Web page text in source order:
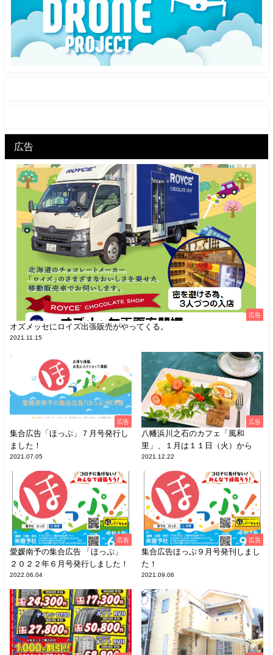
広告
広告
オズメッセにロイズ出張販売がやってくる。
2021.11.15
広告
集合広告「ほっぷ」７月号発行し
ました！
2021.07.05
広告
八幡浜川之石のカフェ「風和
里」、１月は１１日（火）から
2021.12.22
広告
愛媛南予の集合広告 「ほっぷ」
２０２２年６月号発行しました！
2022.06.04
広告
集合広告ほっぷ９月号発刊しまし
た！
2021.09.06